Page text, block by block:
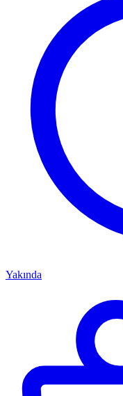
Yakında